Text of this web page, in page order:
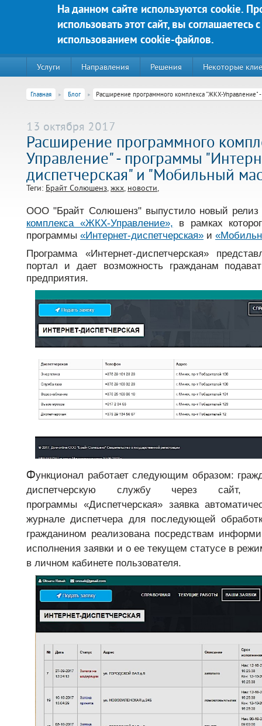
На данном сайте используются cookie.
использовать этот сайт, вы соглашаетесь с
использованием cookie-файлов.
Перейти к основному содержанию
220020, г. Минск, пр-т Победителей д. 89, корп. 3, этаж 5,
Контакты:
Техническая поддержка:
тел.:+375 (44) 555-90-25
support@bs-solutions.by
Приемная
+375 (44) 555-10-92
contact@bs-solutions.by
Бухгалтерия
+375 (44) 555-39-05
buh@bs-solutions.by
Яркие решения для Вашего
Услуги Направления Решения Некоторые
Главная Блог Расширение программного комплекса "ЖКХ-Управление"
13 октября 2017
Расширение программного
Управление" - программы
диспетчерская" и "Мобильный
Теги: Брайт Солюшенз жкх новости
ООО "Брайт Солюшенз" выпустило новый
комплекса «ЖКХ-Управление», в рамках
программы «Интернет-диспетчерская» и
Программа «Интернет-диспетчерская»
портал и дает возможность гражданам
предприятия.
Функционал работает следующим образом:
диспетчерскую службу через
программы «Диспетчерская» заявка
журнале диспетчера для последующей
гражданином реализована посредствам
исполнения заявки и о ее текущем статусе в
в личном кабинете пользователя.